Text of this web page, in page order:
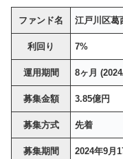
ファンド名 江戸川区葛
利回り 7%
運用期間 8ヶ月
募集金額 3.85億円
募集方式 先着
募集期間 2024年9月